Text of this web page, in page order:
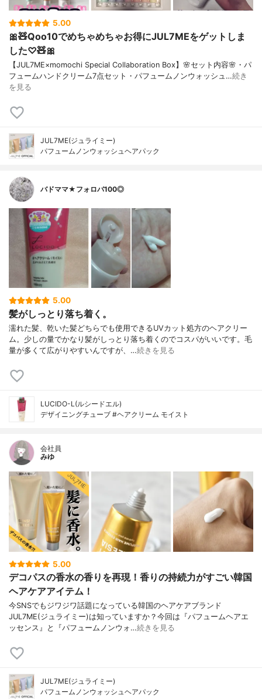
5.00
🎀🧸Qoo10でめちゃめちゃお得にJUL7MEをゲットしま
した♡🧸🎀
【JUL7ME×momochi Special Collaboration Box】🌸セット内容🌸・パ
フュームハンドクリーム7点セット・パフュームノンウォッシュ…続き
を見る
JUL7ME(ジュライミー)
パフュームノンウォッシュヘアパック
バドママ★フォロバ100◎
5.00
髪がしっとり落ち着く。
濡れた髪、乾いた髪どちらでも使用できるUVカット処方のヘアクリー
ム。少しの量でかなり髪がしっとり落ち着くのでコスパがいいです。毛
量が多くて広がりやすいんですが、…続きを見る
LUCIDO-L(ルシードエル)
デザイニングチューブ #ヘアクリーム モイスト
会社員
みゆ
5.00
デコパスの香水の香りを再現！香りの持続力がすごい韓国
ヘアケアアイテム！
今SNSでもジワジワ話題になっている韓国のヘアケアブランド
JUL7ME(ジュライミー)は知っていますか？今回は『パフュームヘアエ
ッセンス』と『パフュームノンウォ…続きを見る
JUL7ME(ジュライミー)
パフュームノンウォッシュヘアパック